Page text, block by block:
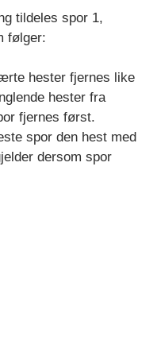
tildeles spor 1,
følger:
hester fjernes like
hester fra
fjernes først.
spor den hest med
dersom spor